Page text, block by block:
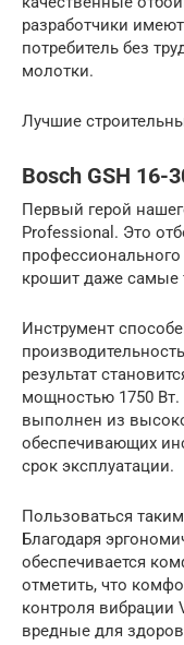
разработчики
потребитель без
молотки.
Лучшие
Bosch GSH 16-
Первый герой
Professional. Это
крошит даже самые
Инструмент
результат
мощностью 1750
выполнен из
обеспечивающих
срок эксплуатации.
Пользоваться
Благодаря
обеспечивается
отметить, что
контроля вибрации
вредные для